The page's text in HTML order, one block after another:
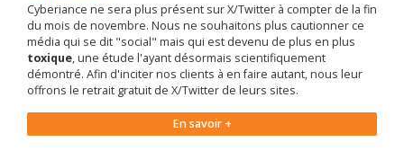
Cyberiance ne sera plus présent sur X/Twitter à compter de la fin
du mois de novembre. Nous ne souhaitons plus cautionner ce
média qui se dit "social" mais qui est devenu de plus en plus
toxique, une étude l'ayant désormais scientifiquement
démontré. Afin d'inciter nos clients à en faire autant, nous leur
offrons le retrait gratuit de X/Twitter de leurs sites.
En savoir +